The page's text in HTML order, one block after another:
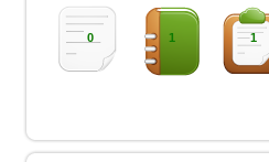
0 1 1